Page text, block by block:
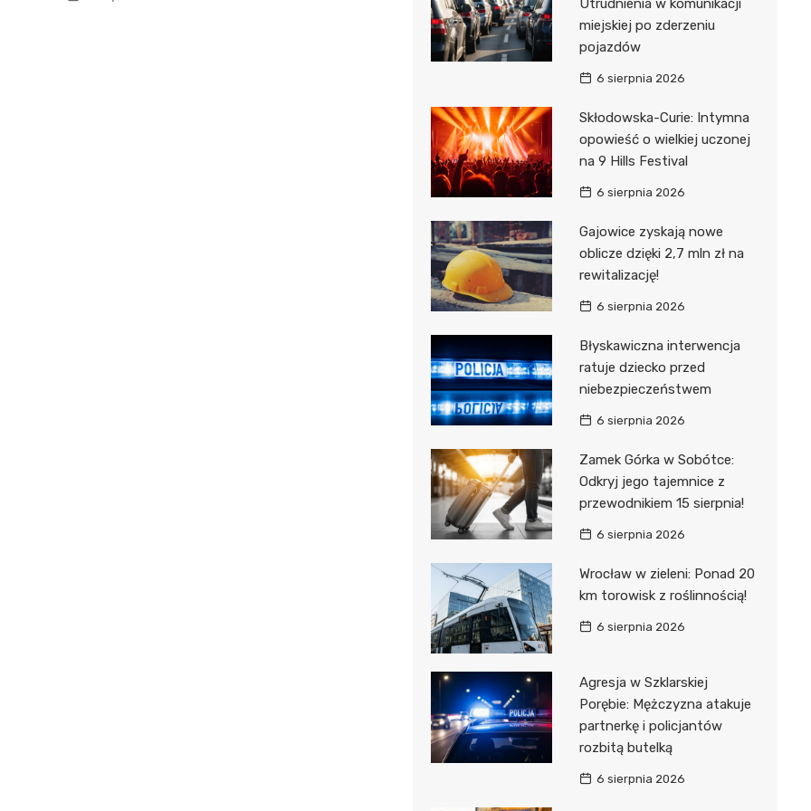
Utrudnienia w komunikacji
miejskiej po zderzeniu
pojazdów
6 sierpnia 2026
Skłodowska-Curie: Intymna
opowieść o wielkiej uczonej
na 9 Hills Festival
6 sierpnia 2026
Gajowice zyskają nowe
oblicze dzięki 2,7 mln zł na
rewitalizację!
6 sierpnia 2026
Błyskawiczna interwencja
ratuje dziecko przed
niebezpieczeństwem
6 sierpnia 2026
Zamek Górka w Sobótce:
Odkryj jego tajemnice z
przewodnikiem 15 sierpnia!
6 sierpnia 2026
Wrocław w zieleni: Ponad 20
km torowisk z roślinnością!
6 sierpnia 2026
Agresja w Szklarskiej
Porębie: Mężczyzna atakuje
partnerkę i policjantów
rozbitą butelką
6 sierpnia 2026